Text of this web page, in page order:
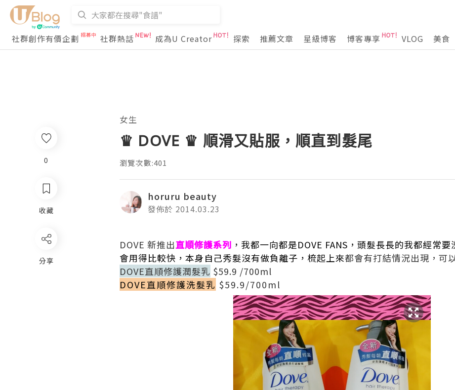
社群創作有價企劃
社群熱話 成為U Creator 探索 推薦文章 星級博客 博客專享 VLOG 美食
0
收藏
分享
女生
♛ DOVE ♛ 順滑又貼服，順直到髮尾
瀏覽次數:401
horuru beauty
發佈於 2014.03.23
DOVE 新推出直順修護系列 ，我都一向都是DOVE FANS，頭髮長長的我都經常
會用得比較快，本身自己秀髮沒有做負離子，梳起上來都會有打結情況出現，可
DOVE直順修護潤髮乳 $59.9 /700ml
DOVE直順修護洗髮乳 $59.9/700ml